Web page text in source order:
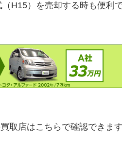
H15）を売却する時も便利
取店はこちらで確認できます